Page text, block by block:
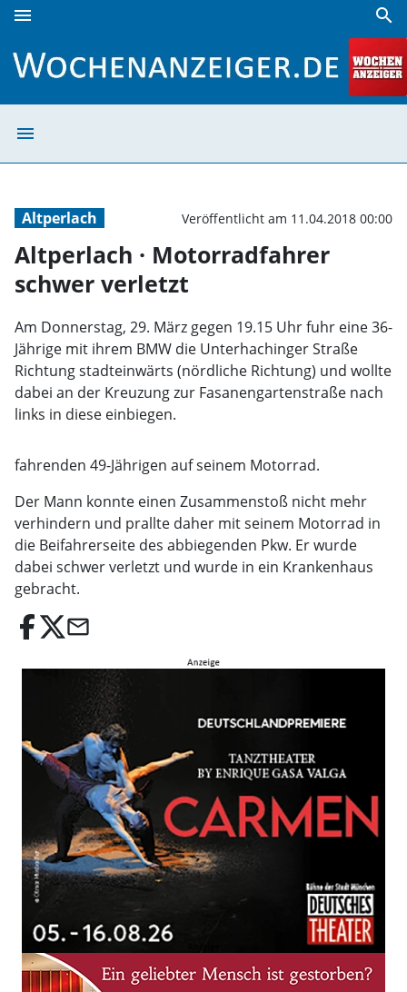
menu search
menu
Altperlach Veröffentlicht am 11.04.2018 00:00
Altperlach · Motorradfahrer
schwer verletzt
Am Donnerstag, 29. März gegen 19.15 Uhr fuhr eine 36-
Jährige mit ihrem BMW die Unterhachinger Straße
Richtung stadteinwärts (nördliche Richtung) und wollte
dabei an der Kreuzung zur Fasanengartenstraße nach
links in diese einbiegen.
fahrenden 49-Jährigen auf seinem Motorrad.
Der Mann konnte einen Zusammenstoß nicht mehr
verhindern und prallte daher mit seinem Motorrad in
die Beifahrerseite des abbiegenden Pkw. Er wurde
dabei schwer verletzt und wurde in ein Krankenhaus
gebracht.
email